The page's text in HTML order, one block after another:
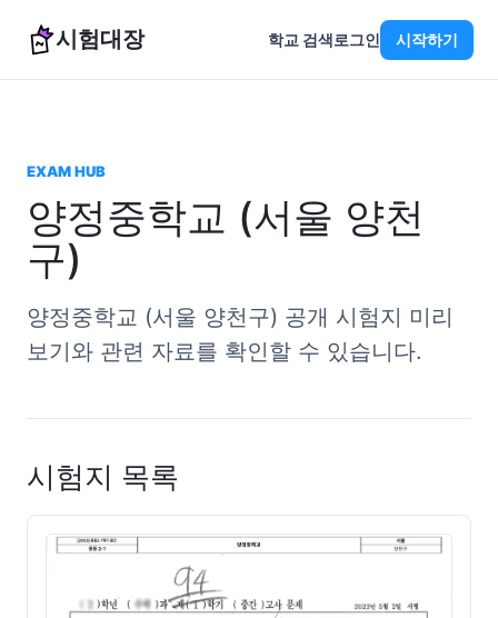
시험대장 학교 검색로그인 시작하기
EXAM HUB
양정중학교 (서울 양천
구)
양정중학교 (서울 양천구) 공개 시험지 미리
보기와 관련 자료를 확인할 수 있습니다.
시험지 목록